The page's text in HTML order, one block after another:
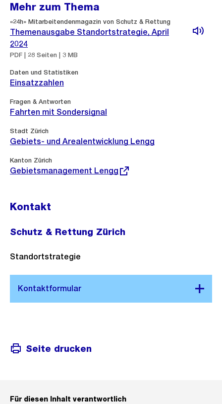
Mehr zum Thema
«24h» Mitarbeitendenmagazin von Schutz & Rettung
Themenausgabe Standortstrategie, April
2024
PDF | 28 Seiten | 3 MB
Daten und Statistiken
Einsatzzahlen
Fragen & Antworten
Fahrten mit Sondersignal
Stadt Zürich
Gebiets- und Arealentwicklung Lengg
Kanton Zürich
Externer
Link:
Gebietsmanagement Lengg
Kontakt
Schutz & Rettung Zürich
Standortstrategie
Seite drucken
Für diesen Inhalt verantwortlich